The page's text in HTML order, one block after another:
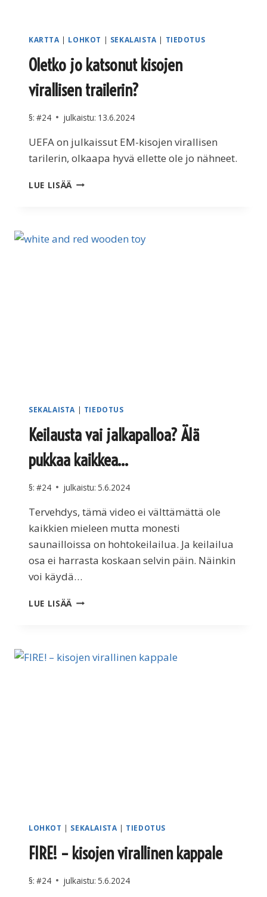
KARTTA | LOHKOT | SEKALAISTA | TIEDOTUS
Oletko jo katsonut kisojen
virallisen trailerin?
§: #24 julkaistu: 13.6.2024
UEFA on julkaissut EM-kisojen virallisen
tarilerin, olkaapa hyvä ellette ole jo nähneet.
LUE LISÄÄ OLETKO
TRAILERIN?
SEKALAISTA | TIEDOTUS
Keilausta vai jalkapalloa? Älä
pukkaa kaikkea…
§: #24 julkaistu: 5.6.2024
Tervehdys, tämä video ei välttämättä ole
kaikkien mieleen mutta monesti
saunailloissa on hohtokeilailua. Ja keilailua
osa ei harrasta koskaan selvin päin. Näinkin
voi käydä…
LUE LISÄÄ KEILAUSTA
KAIKKEA…
LOHKOT | SEKALAISTA | TIEDOTUS
FIRE! – kisojen virallinen kappale
§: #24 julkaistu: 5.6.2024